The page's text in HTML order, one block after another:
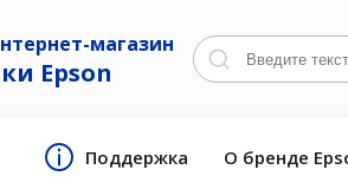
магазин
Epson
Поддержка О бренде